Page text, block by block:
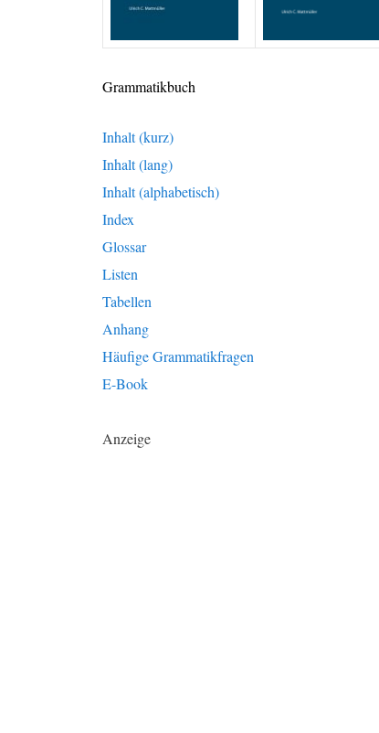
Grammatikbuch
Inhalt (kurz)
Inhalt (lang)
Inhalt (alphabetisch)
Index
Glossar
Listen
Tabellen
Anhang
Häufige Grammatikfragen
E-Book
Anzeige